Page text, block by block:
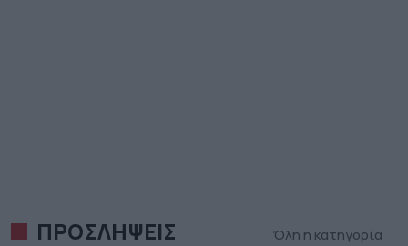
ΠΡΟΣΛΗΨΕΙΣ Όλη η κατηγορία